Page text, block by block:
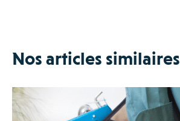
Nos articles similaires